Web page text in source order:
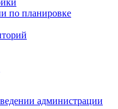
по планировке
администрации